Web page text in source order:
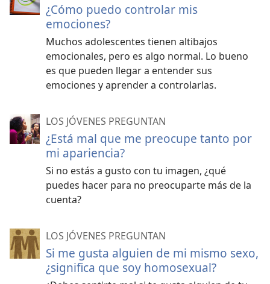
¿Cómo puedo controlar mis
emociones?
Muchos adolescentes tienen altibajos
emocionales, pero es algo normal. Lo bueno
es que pueden llegar a entender sus
emociones y aprender a controlarlas.
LOS JÓVENES PREGUNTAN
¿Está mal que me preocupe tanto por
mi apariencia?
Si no estás a gusto con tu imagen, ¿qué
puedes hacer para no preocuparte más de la
cuenta?
LOS JÓVENES PREGUNTAN
Si me gusta alguien de mi mismo sexo,
¿significa que soy homosexual?